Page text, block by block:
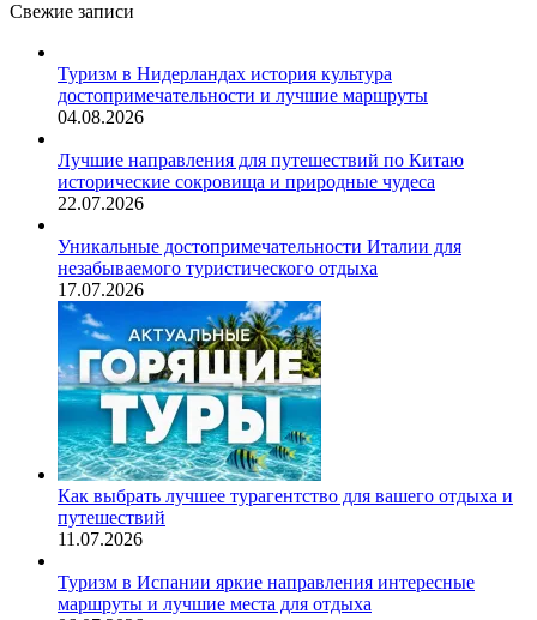
Свежие записи
Туризм в Нидерландах история культура
достопримечательности и лучшие маршруты
04.08.2026
Лучшие направления для путешествий по Китаю
исторические сокровища и природные чудеса
22.07.2026
Уникальные достопримечательности Италии для
незабываемого туристического отдыха
17.07.2026
Как выбрать лучшее турагентство для вашего отдыха и
путешествий
11.07.2026
Туризм в Испании яркие направления интересные
маршруты и лучшие места для отдыха